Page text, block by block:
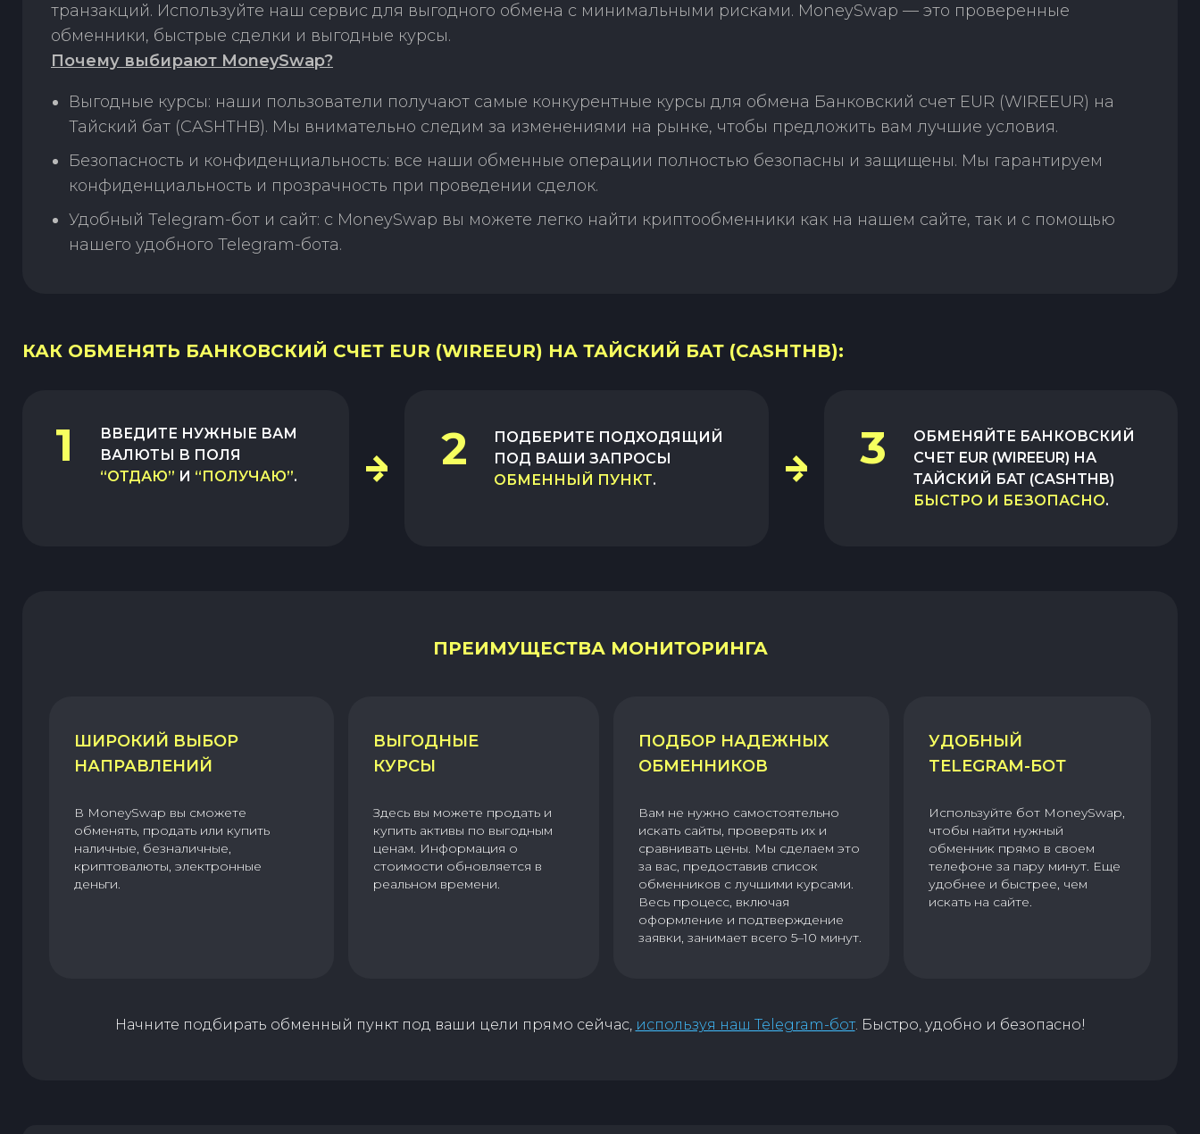
транзакций. Используйте наш сервис для выгодного обмена с минимальными рисками. MoneySwap — это проверенные
обменники, быстрые сделки и выгодные курсы.
Почему выбирают MoneySwap?
Выгодные курсы: наши пользователи получают самые конкурентные курсы для обмена Банковский счет EUR (WIREEUR) на
Тайский бат (CASHTHB). Мы внимательно следим за изменениями на рынке, чтобы предложить вам лучшие условия.
Безопасность и конфиденциальность: все наши обменные операции полностью безопасны и защищены. Мы гарантируем
конфиденциальность и прозрачность при проведении сделок.
Удобный Telegram-бот и сайт: с MoneySwap вы можете легко найти криптообменники как на нашем сайте, так и с помощью
нашего удобного Telegram-бота.
КАК ОБМЕНЯТЬ БАНКОВСКИЙ СЧЕТ EUR (WIREEUR) НА ТАЙСКИЙ БАТ (CASHTHB):
1
ВВЕДИТЕ НУЖНЫЕ ВАМ
ВАЛЮТЫ В ПОЛЯ
“ОТДАЮ” И “ПОЛУЧАЮ”.
2
ПОДБЕРИТЕ ПОДХОДЯЩИЙ
ПОД ВАШИ ЗАПРОСЫ
ОБМЕННЫЙ ПУНКТ.
3 ОБМЕНЯЙТЕ БАНКОВСКИЙ
СЧЕТ EUR (WIREEUR) НА
ТАЙСКИЙ БАТ (CASHTHB)
БЫСТРО И БЕЗОПАСНО.
ПРЕИМУЩЕСТВА МОНИТОРИНГА
ШИРОКИЙ ВЫБОР
НАПРАВЛЕНИЙ
В MoneySwap вы сможете
обменять, продать или купить
наличные, безналичные,
криптовалюты, электронные
деньги.
ВЫГОДНЫЕ
КУРСЫ
Здесь вы можете продать и
купить активы по выгодным
ценам. Информация о
стоимости обновляется в
реальном времени.
ПОДБОР НАДЕЖНЫХ
ОБМЕННИКОВ
Вам не нужно самостоятельно
искать сайты, проверять их и
сравнивать цены. Мы сделаем это
за вас, предоставив список
обменников с лучшими курсами.
Весь процесс, включая
оформление и подтверждение
заявки, занимает всего 5–10 минут.
УДОБНЫЙ
TELEGRAM-БОТ
Используйте бот MoneySwap,
чтобы найти нужный
обменник прямо в своем
телефоне за пару минут. Еще
удобнее и быстрее, чем
искать на сайте.
Начните подбирать обменный пункт под ваши цели прямо сейчас, используя наш Telegram-бот. Быстро, удобно и безопасно!